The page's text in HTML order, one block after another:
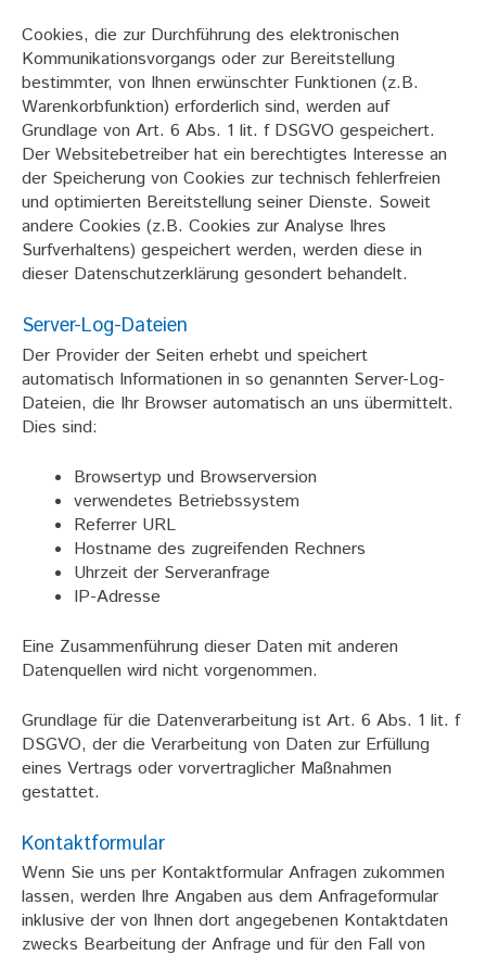
Cookies, die zur Durchführung des elektronischen
Kommunikationsvorgangs oder zur Bereitstellung
bestimmter, von Ihnen erwünschter Funktionen (z.B.
Warenkorbfunktion) erforderlich sind, werden auf
Grundlage von Art. 6 Abs. 1 lit. f DSGVO gespeichert.
Der Websitebetreiber hat ein berechtigtes Interesse an
der Speicherung von Cookies zur technisch fehlerfreien
und optimierten Bereitstellung seiner Dienste. Soweit
andere Cookies (z.B. Cookies zur Analyse Ihres
Surfverhaltens) gespeichert werden, werden diese in
dieser Datenschutzerklärung gesondert behandelt.
Server-Log-Dateien
Der Provider der Seiten erhebt und speichert
automatisch Informationen in so genannten Server-Log-
Dateien, die Ihr Browser automatisch an uns übermittelt.
Dies sind:
Browsertyp und Browserversion
verwendetes Betriebssystem
Referrer URL
Hostname des zugreifenden Rechners
Uhrzeit der Serveranfrage
IP-Adresse
Eine Zusammenführung dieser Daten mit anderen
Datenquellen wird nicht vorgenommen.
Grundlage für die Datenverarbeitung ist Art. 6 Abs. 1 lit. f
DSGVO, der die Verarbeitung von Daten zur Erfüllung
eines Vertrags oder vorvertraglicher Maßnahmen
gestattet.
Kontaktformular
Wenn Sie uns per Kontaktformular Anfragen zukommen
lassen, werden Ihre Angaben aus dem Anfrageformular
inklusive der von Ihnen dort angegebenen Kontaktdaten
zwecks Bearbeitung der Anfrage und für den Fall von